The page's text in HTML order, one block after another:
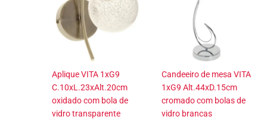
Aplique VITA 1xG9
C.10xL.23xAlt.20cm
oxidado com bola de
vidro transparente
Candeeiro de mesa VITA
1xG9 Alt.44xD.15cm
cromado com bolas de
vidro brancas